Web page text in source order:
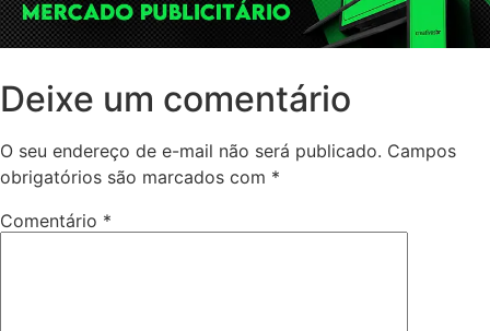
Deixe um comentário
O seu endereço de e-mail não será publicado. Campos
obrigatórios são marcados com *
Comentário *